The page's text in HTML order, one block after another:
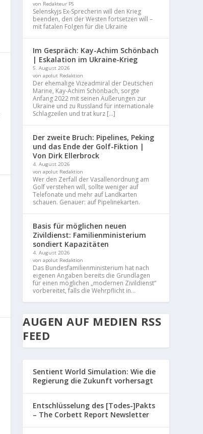
von Redakteur PS
Selenskyjs Ex-Sprecherin will den Krieg
beenden, den der Westen fortsetzen will –
mit fatalen Folgen für die Ukraine
Im Gespräch: Kay-Achim Schönbach
| Eskalation im Ukraine-Krieg
5. August 2026
von apolut Redaktion
Der ehemalige Vizeadmiral der Deutschen
Marine, Kay-Achim Schönbach, sorgte
Anfang 2022 mit seinen Äußerungen zur
Ukraine und zu Russland für internationale
Schlagzeilen und trat kurz […]
Der zweite Bruch: Pipelines, Peking
und das Ende der Golf-Fiktion |
Von Dirk Ellerbrock
4. August 2026
von apolut Redaktion
Wer den Zerfall der Vasallenordnung am
Golf verstehen will, sollte weniger auf
Telefonate und mehr auf Landkarten
schauen. Genauer: auf Pipelinekarten.
Basis für möglichen neuen
Zivildienst: Familienministerium
sondiert Kapazitäten
4. August 2026
von apolut Redaktion
Das Bundesfamilienministerium hat nach
eigenen Angaben bereits die Grundlagen
für einen möglichen „modernen Zivildienst“
vorbereitet, falls die Wehrpflicht in...
AUGEN AUF MEDIEN RSS
FEED
Sentient World Simulation: Wie die
Regierung die Zukunft vorhersagt
Entschlüsselung des [Todes-]Pakts
– The Corbett Report Newsletter